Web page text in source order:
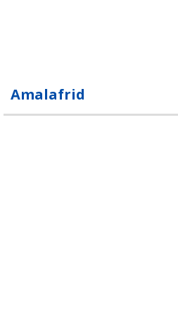
Amalafrid